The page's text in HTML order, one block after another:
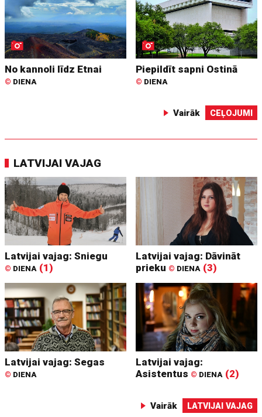
No kannoli līdz Etnai
© DIENA
Piepildīt sapni Ostinā
© DIENA
Vairāk CEĻOJUMI
LATVIJAI VAJAG
Latvijai vajag: Sniegu
© DIENA (1)
Latvijai vajag: Dāvināt
prieku © DIENA (3)
Latvijai vajag: Segas
© DIENA
Latvijai vajag:
Asistentus © DIENA (2)
Vairāk LATVIJAI VAJAG